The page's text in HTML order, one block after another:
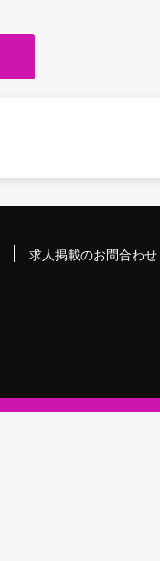
求人掲載のお問合わせ